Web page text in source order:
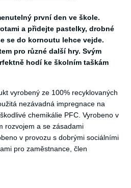
první den ve škole.
a přidejte pastelky, drobné
se do kornoutu lehce vejde.
pro různé další hry. Svým
hodí ke školním taškám
vyrobený ze 100% recyklovaných
nezávadná impregnace na
chemikálie PFC. Vyrobeno v
rozvojem a se zásadami
v provozu s dobrými sociálními
pro zaměstnance, člen